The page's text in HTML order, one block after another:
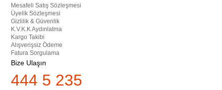
Mesafeli Satış Sözleşmesi
Üyelik Sözleşmesi
Gizlilik & Güvenlik
K.V.K.K Aydınlatma
Kargo Takibi
Alışverişsiz Ödeme
Fatura Sorgulama
Bize Ulaşın
444 5 235